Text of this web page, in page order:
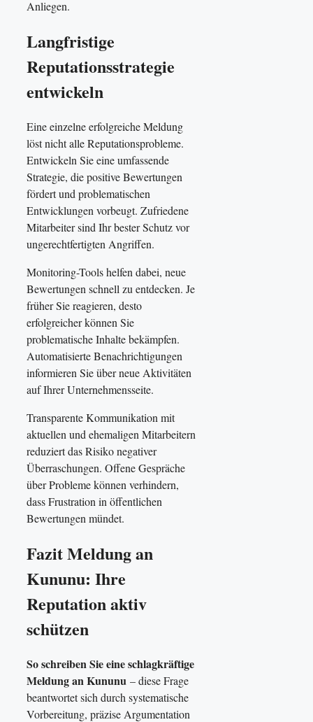
Anliegen.
Langfristige
Reputationsstrategie
entwickeln
Eine einzelne erfolgreiche Meldung
löst nicht alle Reputationsprobleme.
Entwickeln Sie eine umfassende
Strategie, die positive Bewertungen
fördert und problematischen
Entwicklungen vorbeugt. Zufriedene
Mitarbeiter sind Ihr bester Schutz vor
ungerechtfertigten Angriffen.
Monitoring-Tools helfen dabei, neue
Bewertungen schnell zu entdecken. Je
früher Sie reagieren, desto
erfolgreicher können Sie
problematische Inhalte bekämpfen.
Automatisierte Benachrichtigungen
informieren Sie über neue Aktivitäten
auf Ihrer Unternehmensseite.
Transparente Kommunikation mit
aktuellen und ehemaligen Mitarbeitern
reduziert das Risiko negativer
Überraschungen. Offene Gespräche
über Probleme können verhindern,
dass Frustration in öffentlichen
Bewertungen mündet.
Fazit Meldung an
Kununu: Ihre
Reputation aktiv
schützen
So schreiben Sie eine schlagkräftige
Meldung an Kununu – diese Frage
beantwortet sich durch systematische
Vorbereitung, präzise Argumentation